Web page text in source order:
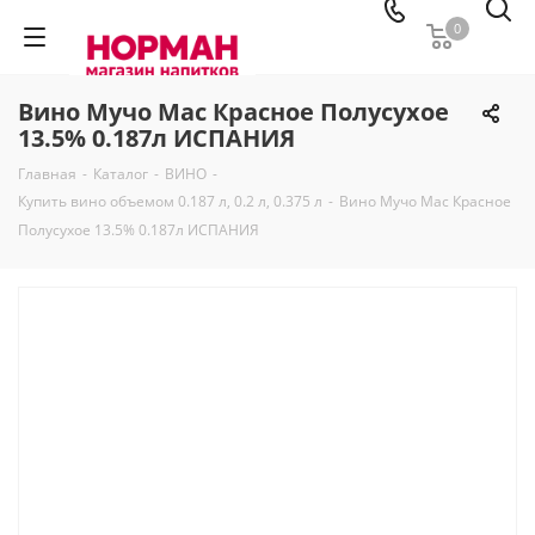
0
Вино Мучо Мас Красное Полусухое
13.5% 0.187л ИСПАНИЯ
Главная - Каталог - ВИНО -
Купить вино объемом 0.187 л, 0.2 л, 0.375 л - Вино Мучо Мас Красное
Полусухое 13.5% 0.187л ИСПАНИЯ